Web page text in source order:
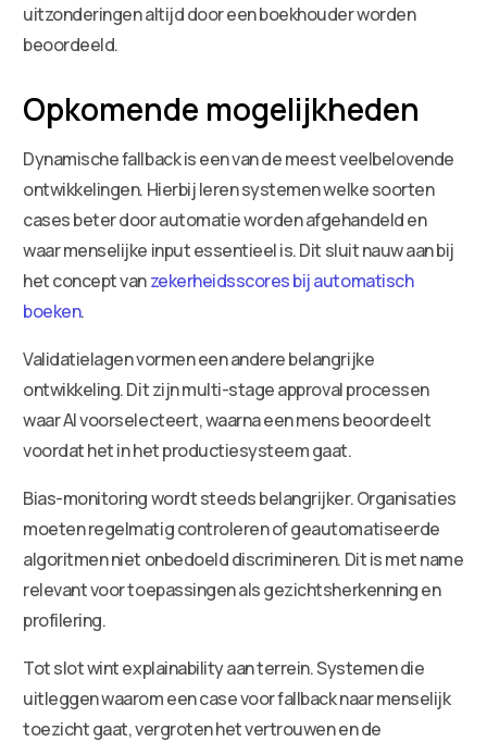
uitzonderingen altijd door een boekhouder worden
beoordeeld.
Opkomende mogelijkheden
Dynamische fallback is een van de meest veelbelovende
ontwikkelingen. Hierbij leren systemen welke soorten
cases beter door automatie worden afgehandeld en
waar menselijke input essentieel is. Dit sluit nauw aan bij
het concept vanzekerheidsscores bij automatisch
boeken.
Validatielagen vormen een andere belangrijke
ontwikkeling. Dit zijn multi-stage approval processen
waar AI voorselecteert, waarna een mens beoordeelt
voordat het in het productiesysteem gaat.
Bias-monitoring wordt steeds belangrijker. Organisaties
moeten regelmatig controleren of geautomatiseerde
algoritmen niet onbedoeld discrimineren. Dit is met name
relevant voor toepassingen als gezichtsherkenning en
profilering.
Tot slot wint explainability aan terrein. Systemen die
uitleggen waarom een case voor fallback naar menselijk
toezicht gaat, vergroten het vertrouwen en de